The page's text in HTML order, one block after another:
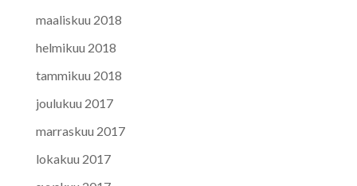
maaliskuu 2018
helmikuu 2018
tammikuu 2018
joulukuu 2017
marraskuu 2017
lokakuu 2017